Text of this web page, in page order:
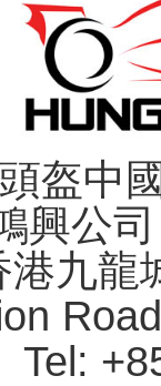
盔中
興公
港九龍
Tel: